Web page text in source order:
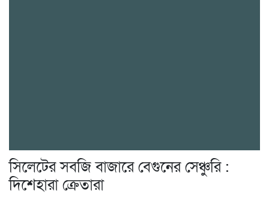
সিলেটের সবজি বাজারে বেগুনের সেঞ্চুরি :
দিশেহারা ক্রেতারা